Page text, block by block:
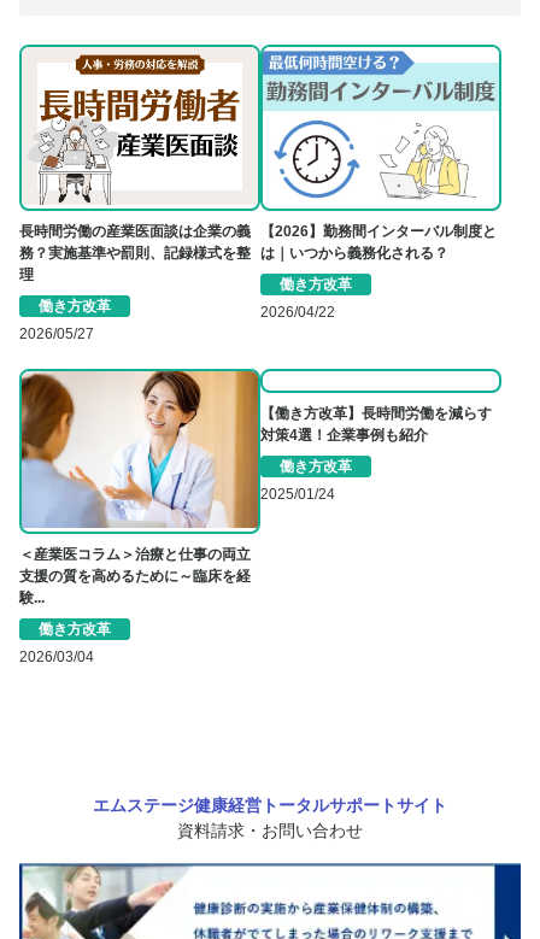
長時間労働の産業医面談は企業の義
務？実施基準や罰則、記録様式を整
理
働き方改革
2026/05/27
【2026】勤務間インターバル制度と
は｜いつから義務化される？
働き方改革
2026/04/22
＜産業医コラム＞治療と仕事の両立
支援の質を高めるために～臨床を経
験...
働き方改革
2026/03/04
【働き方改革】長時間労働を減らす
対策4選！企業事例も紹介
働き方改革
2025/01/24
エムステージ健康経営トータルサポートサイト
資料請求・お問い合わせ